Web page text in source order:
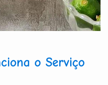
o Serviço